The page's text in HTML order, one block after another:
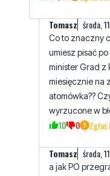
minister Grad z
miesięcznie na
atomówka??
wyrzucone w
10 0
Tomasz środa,
a jak PO
7 0 Zgłoś